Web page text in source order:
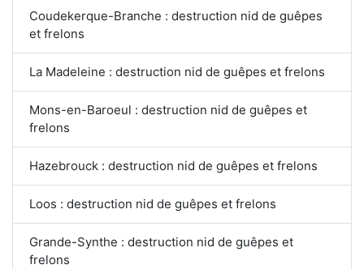
Coudekerque-Branche : destruction nid de guêpes
et frelons
La Madeleine : destruction nid de guêpes et frelons
Mons-en-Baroeul : destruction nid de guêpes et
frelons
Hazebrouck : destruction nid de guêpes et frelons
Loos : destruction nid de guêpes et frelons
Grande-Synthe : destruction nid de guêpes et
frelons